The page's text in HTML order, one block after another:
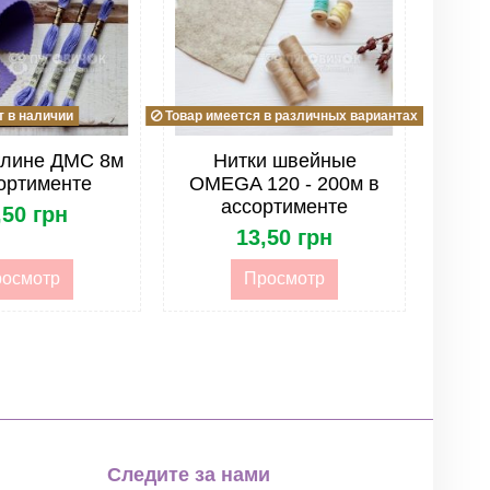
в наличии
ДМС 8м
грн
Товар имеется в различных вариантах
Нитки швейные
OMEGA 120 - 200м в
ассортименте
13,50 грн
Просмотр
Следите за нами